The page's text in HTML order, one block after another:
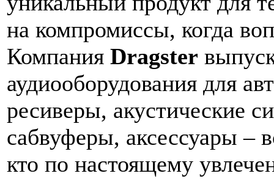
на компромиссы, когда
Компания Dragster
аудиооборудования для
ресиверы, акустические
сабвуферы, аксессуары –
кто по настоящему